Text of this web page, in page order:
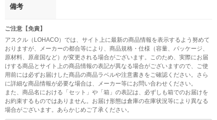
備考
ご注意【免責】
アスクル（LOHACO）では、サイト上に最新の商品情報を表示するよう努めて
おりますが、メーカーの都合等により、商品規格・仕様（容量、パッケージ、
原材料、原産国など）が変更される場合がございます。このため、実際にお届
けする商品とサイト上の商品情報の表記が異なる場合がございますので、ご使
用前には必ずお届けした商品の商品ラベルや注意書きをご確認ください。さら
に詳細な商品情報が必要な場合は、メーカー等にお問い合わせください。
また、商品名における「セット」や「箱」の表記は、必ずしも箱でのお届けを
お約束するものではありません。お届け形態は倉庫の在庫状況等により異なる
場合がございます。あらかじめご了承ください。